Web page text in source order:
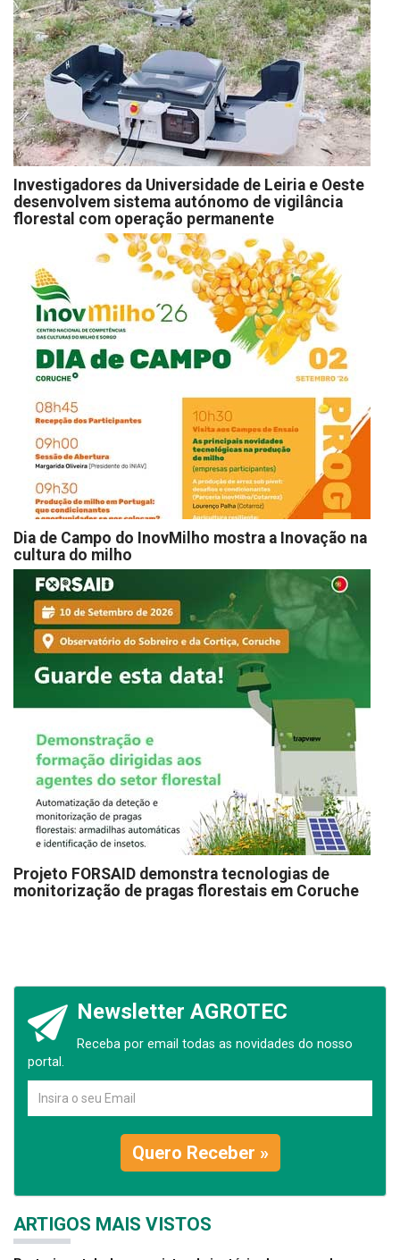
Investigadores da Universidade de Leiria e Oeste
desenvolvem sistema autónomo de vigilância
florestal com operação permanente
Dia de Campo do InovMilho mostra a Inovação na
cultura do milho
Projeto FORSAID demonstra tecnologias de
monitorização de pragas florestais em Coruche
Newsletter AGROTEC
Receba por email todas as novidades do nosso
portal.
Quero Receber »
ARTIGOS MAIS VISTOS